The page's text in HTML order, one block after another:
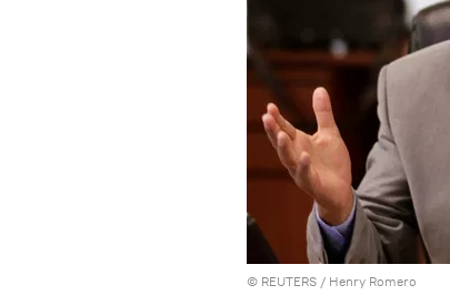
© REUTERS / Henry Romero